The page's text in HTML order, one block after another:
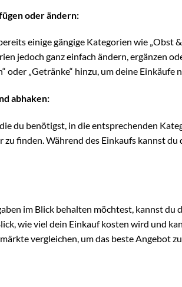
oder ändern:
einige gängige Kategorien wie „Obst
jedoch ganz einfach ändern, ergänzen
oder „Getränke“ hinzu, um deine Einkäufe
abhaken:
du benötigst, in die entsprechenden
zu finden. Während des Einkaufs kannst
im Blick behalten möchtest, kannst du
wie viel dein Einkauf kosten wird und
vergleichen, um das beste Angebot